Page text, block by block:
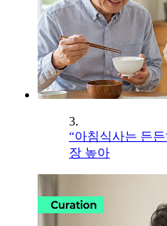
3.
“아침식사는 든
장 높아